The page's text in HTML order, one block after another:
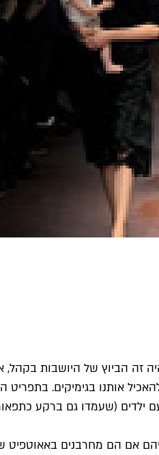
בשבוע האופנה של מילאנו. אולי היה זה הביוץ
אותנו בגימיקים. בתפריט
ילדים (שעמדו גם ברקע
אם הם מחרבנים באאוטפיט